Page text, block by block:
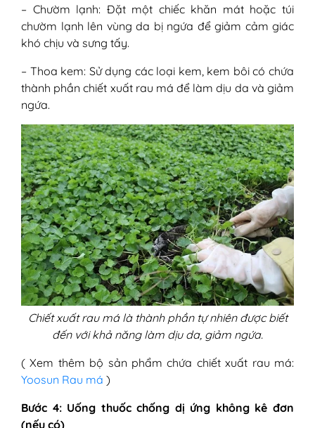
– Chườm lạnh: Đặt một chiếc khăn mát hoặc túi
chườm lạnh lên vùng da bị ngứa để giảm cảm giác
khó chịu và sưng tấy.
– Thoa kem: Sử dụng các loại kem, kem bôi có chứa
thành phần chiết xuất rau má để làm dịu da và giảm
ngứa.
Chiết xuất rau má là thành phần tự nhiên được biết
đến với khả năng làm dịu da, giảm ngứa.
( Xem thêm bộ sản phẩm chứa chiết xuất rau má:
Yoosun Rau má )
Bước 4: Uống thuốc chống dị ứng không kê đơn
(nếu có)